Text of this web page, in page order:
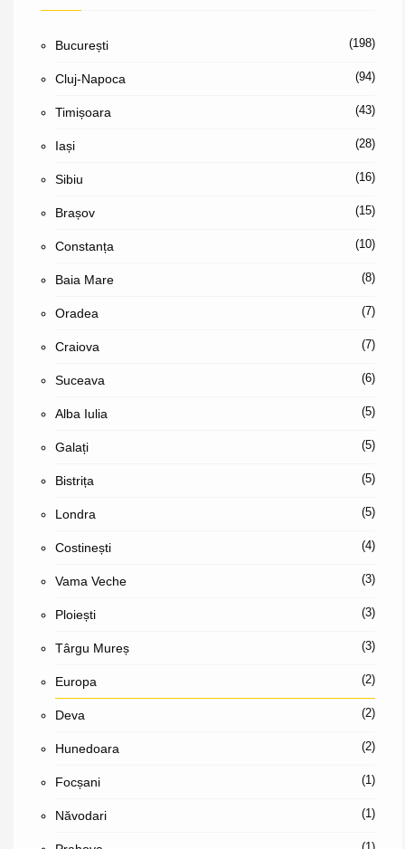
București (198)
Cluj-Napoca (94)
Timișoara (43)
Iași (28)
Sibiu (16)
Brașov (15)
Constanța (10)
Baia Mare (8)
Oradea (7)
Craiova (7)
Suceava (6)
Alba Iulia (5)
Galați (5)
Bistrița (5)
Londra (5)
Costinești (4)
Vama Veche (3)
Ploiești (3)
Târgu Mureș (3)
Europa (2)
Deva (2)
Hunedoara (2)
Focșani (1)
Năvodari (1)